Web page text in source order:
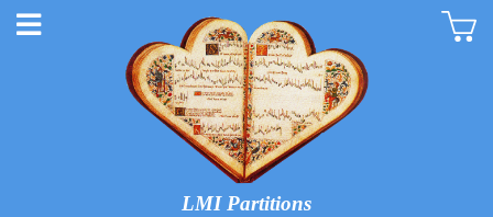
LMI Partitions